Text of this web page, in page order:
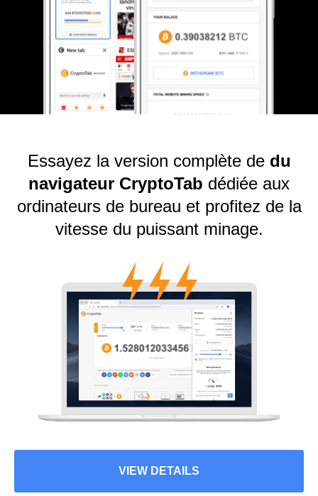
Essayez la version complète de du
navigateur CryptoTab dédiée aux
ordinateurs de bureau et profitez de la
vitesse du puissant minage.
VIEW DETAILS